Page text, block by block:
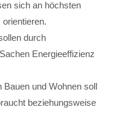
sich an höchsten
durch
Energieeffizienz
Bauen und Wohnen soll
beziehungsweise